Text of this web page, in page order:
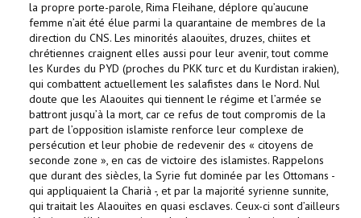
la propre porte-parole, Rima Fleihane, déplore qu’aucune
femme n’ait été élue parmi la quarantaine de membres de la
direction du CNS. Les minorités alaouïtes, druzes, chiites et
chrétiennes craignent elles aussi pour leur avenir, tout comme
les Kurdes du PYD (proches du PKK turc et du Kurdistan irakien),
qui combattent actuellement les salafistes dans le Nord. Nul
doute que les Alaouites qui tiennent le régime et l’armée se
battront jusqu’à la mort, car ce refus de tout compromis de la
part de l’opposition islamiste renforce leur complexe de
persécution et leur phobie de redevenir des « citoyens de
seconde zone », en cas de victoire des islamistes. Rappelons
que durant des siècles, la Syrie fut dominée par les Ottomans -
qui appliquaient la Charià -, et par la majorité syrienne sunnite,
qui traitait les Alaouïtes en quasi esclaves. Ceux-ci sont d’ailleurs